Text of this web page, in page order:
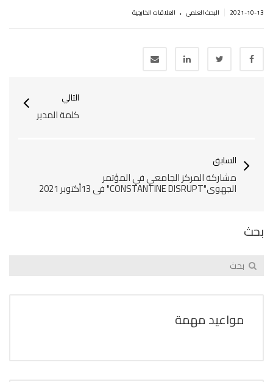
2021-10-13 البحث العلمي . العلاقات الخارجية
التالي
كلمة المدير
السابق
مشاركة المركز الجامعي في المؤتمر
الجهوي"CONSTANTINE DISRUPT" في 13أكتوبر 2021‎‎
بحث
مواعيد مهمة